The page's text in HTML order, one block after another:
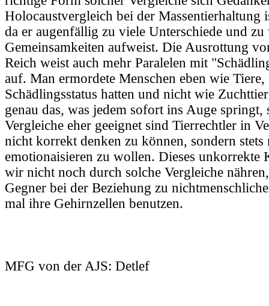
Holocaustvergleich bei der Massentierhaltung
da er augenfällig zu viele Unterschiede und zu
Gemeinsamkeiten aufweist. Die Ausrottung
Reich weist auch mehr Paralelen mit
auf. Man ermordete Menschen eben wie Tiere,
Schädlingsstatus hatten und nicht wie
genau das, was jedem sofort ins Auge springt,
Vergleiche eher geeignet sind Tierrechtler in
nicht korrekt denken zu können, sondern stets
emotionaisieren zu wollen. Dieses unkorrekte
wir nicht noch durch solche Vergleiche
Gegner bei der Beziehung zu
mal ihre Gehirnzellen benutzen.
MFG von der AJS: Detlef